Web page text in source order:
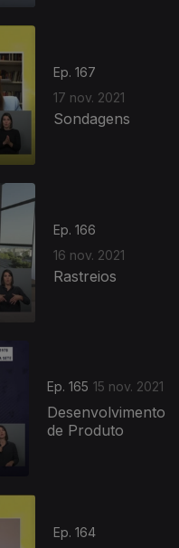
Ep. 167
17 nov. 2021
Sondagens
Ep. 166
16 nov. 2021
Rastreios
Ep. 165 15 nov. 2021
Desenvolvimento
de Produto
Ep. 164